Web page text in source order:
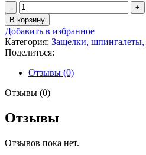
Количество
товара
Ограничитель
напольный(бронза)
08.11.33
TRODOS
В корзину
Добавить в избранное
Категория: Защелки, шпингалеты,
Поделиться:
Отзывы (0)
Отзывы (0)
Отзывы
Отзывов пока нет.